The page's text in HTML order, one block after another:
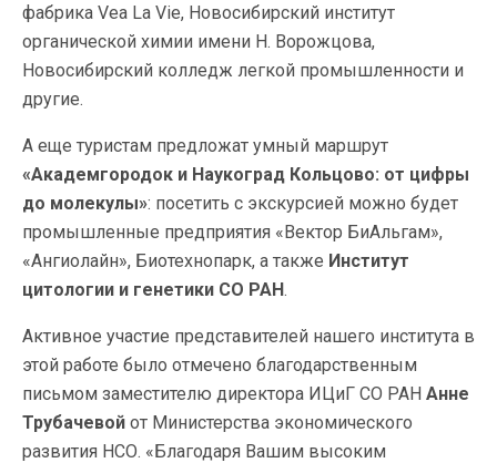
фабрика Vea La Viе, Новосибирский институт
органической химии имени Н. Ворожцова,
Новосибирский колледж легкой промышленности и
другие.
А еще туристам предложат умный маршрут
«Академгородок и Наукоград Кольцово: от цифры
до молекулы»: посетить с экскурсией можно будет
промышленные предприятия «Вектор БиАльгам»,
«Ангиолайн», Биотехнопарк, а также Институт
цитологии и генетики СО РАН.
Активное участие представителей нашего института в
этой работе было отмечено благодарственным
письмом заместителю директора ИЦиГ СО РАН Анне
Трубачевой от Министерства экономического
развития НСО. «Благодаря Вашим высоким